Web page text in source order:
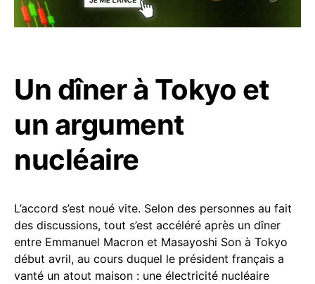
Un dîner à Tokyo et
un argument
nucléaire
L’accord s’est noué vite. Selon des personnes au fait
des discussions, tout s’est accéléré après un dîner
entre Emmanuel Macron et Masayoshi Son à Tokyo
début avril, au cours duquel le président français a
vanté un atout maison : une électricité nucléaire